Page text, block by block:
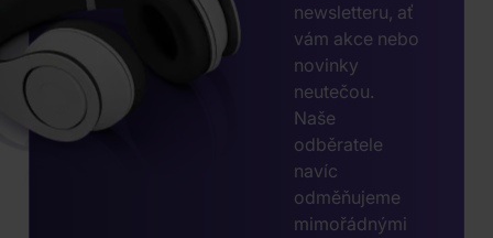
newsletteru, ať
vám akce nebo
novinky
neutečou.
Naše
odběratele
navíc
odměňujeme
mimořádnými